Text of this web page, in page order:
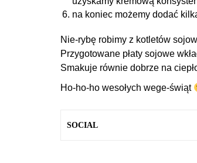
na koniec możemy dodać
Nie-rybę robimy z kotletów
Przygotowane płaty sojowe
Smakuje równie dobrze na
Ho-ho-ho wesołych wege-świąt
SOCIAL